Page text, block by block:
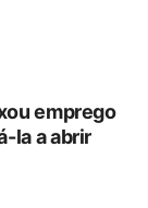
emprego
la a abrir